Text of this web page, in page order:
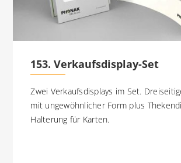
153. Verkaufsdisplay-Set
Zwei Verkaufsdisplays im Set.
mit ungewöhnlicher Form plus
Halterung für Karten.